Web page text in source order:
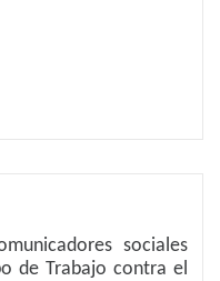
sociales
de Trabajo contra el